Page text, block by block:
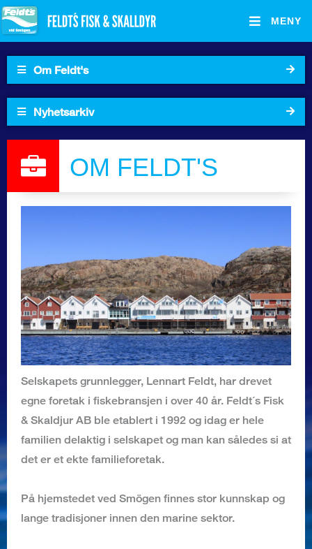
MENY
Sortiment
Om Feldt's
Om Feldt's
Feldts laxfabrik
Nyhetsarkiv
SØK I ARKIVET
OM FELDT'S
Selskapets grunnlegger, Lennart Feldt, har drevet
egne foretak i fiskebransjen i over 40 år. Feldt´s Fisk
& Skaldjur AB ble etablert i 1992 og idag er hele
familien delaktig i selskapet og man kan således si at
det er et ekte familieforetak.
På hjemstedet ved Smögen finnes stor kunnskap og
lange tradisjoner innen den marine sektor.